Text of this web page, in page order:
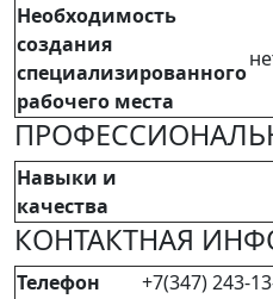
Необходимость
создания
специализированного
рабочего места
Навыки и
качества
КОНТАКТНАЯ
Телефон
+7(347) 243-